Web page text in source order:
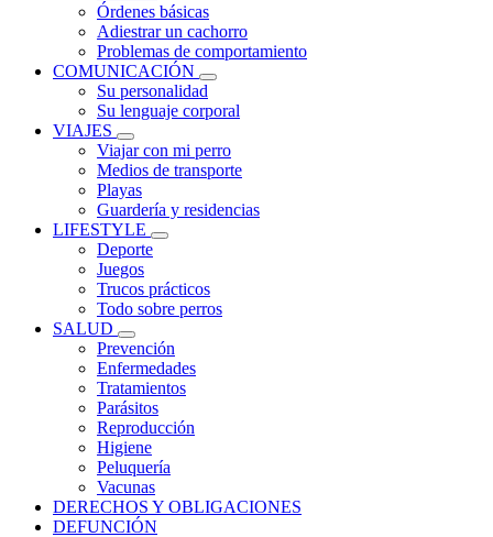
Órdenes básicas
Adiestrar un cachorro
Problemas de comportamiento
COMUNICACIÓN
Su personalidad
Su lenguaje corporal
VIAJES
Viajar con mi perro
Medios de transporte
Playas
Guardería y residencias
LIFESTYLE
Deporte
Juegos
Trucos prácticos
Todo sobre perros
SALUD
Prevención
Enfermedades
Tratamientos
Parásitos
Reproducción
Higiene
Peluquería
Vacunas
DERECHOS Y OBLIGACIONES
DEFUNCIÓN